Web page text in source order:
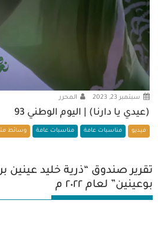
سبتمبر 23, 2023 المحرر
(عيدي يا دارنا) | اليوم الوطني 93
فيديو مناسبات عامة مناسبات عامة وسائط
تقرير صندوق “ذرية خليد عينين
بوعينين” لعام ٢٠٢٢ م